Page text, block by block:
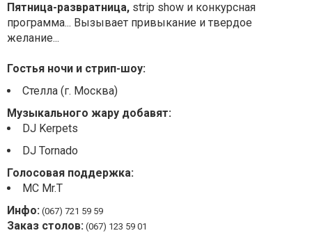
Пятница-развратница, strip show и конкурсная
программа... Вызывает привыкание и твердое
желание...
Гостья ночи и стрип-шоу:
Стелла (г. Москва)
Музыкального жару добавят:
DJ Kerpets
DJ Tornado
Голосовая поддержка:
MC Mr.T
Инфо: (067) 721 59 59
Заказ столов: (067) 123 59 01